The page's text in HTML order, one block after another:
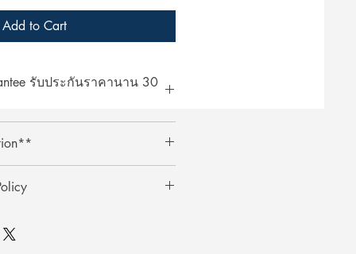
Add to Cart
รับประกันราคานาน 30
within 30 days of your
your payment receipt, and we'll
อย่างมั่นใจ! หากพบว่าราคาสินค้า
า